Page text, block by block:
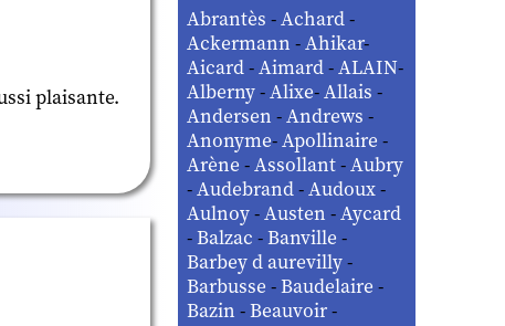
plaisante.
Abrantès-Achard-
Ackermann-Ahikar-
Aicard-Aimard-ALAIN-
Alberny-Alixe-Allais-
Andersen-Andrews-
Anonyme-Apollinaire-
Arène-Assollant-Aubry
-Audebrand-Audoux-
Aulnoy-Austen-Aycard
-Balzac-Banville-
Barbey d aurevilly-
Barbusse-Baudelaire-
Bazin-Beauvoir-